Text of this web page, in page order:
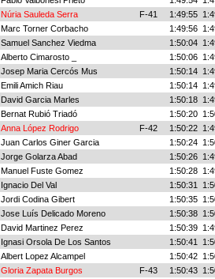
Núria Sauleda Serra F-41 1:49:55
Marc Torner Corbacho 1:49:56
Samuel Sanchez Viedma 1:50:04
Alberto Cimarosto _ 1:50:06
Josep Maria Cercós Mus 1:50:14
Emili Amich Riau 1:50:14
David Garcia Marles 1:50:18
Bernat Rubió Triadó 1:50:20
Anna López Rodrigo F-42 1:50:22
Juan Carlos Giner Garcia 1:50:24
Jorge Golarza Abad 1:50:26
Manuel Fuste Gomez 1:50:28
Ignacio Del Val 1:50:31
Jordi Codina Gibert 1:50:35
Jose Luís Delicado Moreno 1:50:38
David Martinez Perez 1:50:39
Ignasi Orsola De Los Santos 1:50:41
Albert Lopez Alcampel 1:50:42
Gloria Zapata Burgos F-43 1:50:43